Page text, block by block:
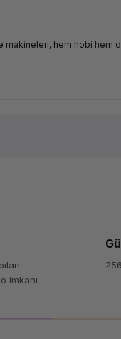
hem hobi hem
ve ince detay
imkanı